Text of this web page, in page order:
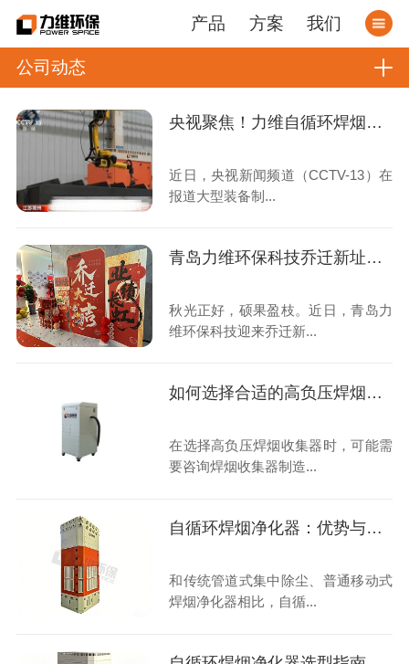
产品 方案 我们
公司动态
央视聚焦！力维自循环焊烟净化器助力变压器巨头打造绿色智造新标杆
近日，央视新闻频道（CCTV-13）在
报道大型装备制...
青岛力维环保科技乔迁新址：启航绿色发展新征程
秋光正好，硕果盈枝。近日，青岛力
维环保科技迎来乔迁新...
如何选择合适的高负压焊烟收集器？
在选择高负压焊烟收集器时，可能需
要咨询焊烟收集器制造...
自循环焊烟净化器：优势与行业挑战
和传统管道式集中除尘、普通移动式
焊烟净化器相比，自循...